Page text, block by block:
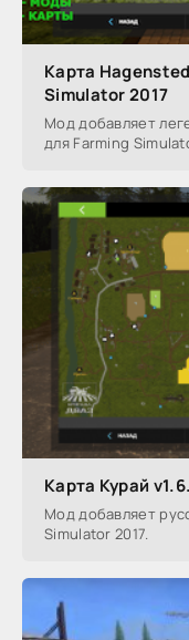
Карта
Simulator 2017
Мод добавляет
для Farming
Карта Курай
Мод добавляет
Simulator 2017.